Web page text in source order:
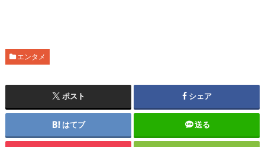
エンタメ
ポスト シェア
はてブ 送る